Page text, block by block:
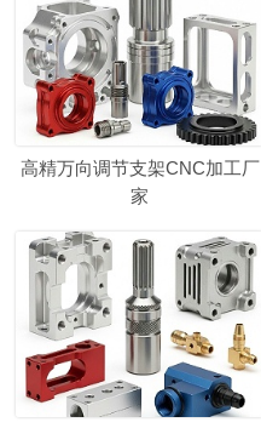
高精万向调节支架CNC加工厂
家